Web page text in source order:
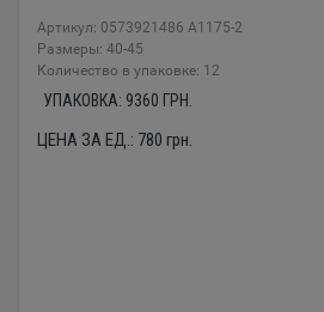
Артикул: 0573921486 A1175-2
Размеры: 40-45
Количество в упаковке: 12
УПАКОВКА: 9360 ГРН.
ЦЕНА ЗА ЕД.: 780 грн.